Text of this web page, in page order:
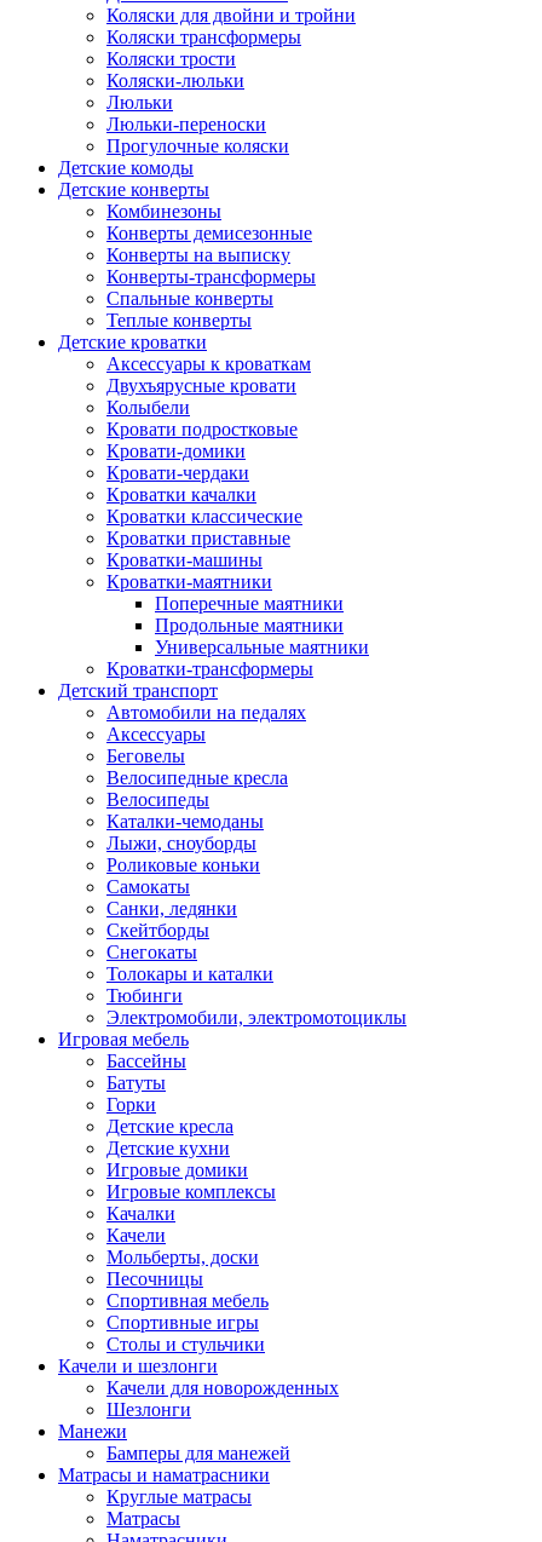
Коляски для двойни и тройни
Коляски трансформеры
Коляски трости
Коляски-люльки
Люльки
Люльки-переноски
Прогулочные коляски
Детские комоды
Детские конверты
Комбинезоны
Конверты демисезонные
Конверты на выписку
Конверты-трансформеры
Спальные конверты
Теплые конверты
Детские кроватки
Аксессуары к кроваткам
Двухъярусные кровати
Колыбели
Кровати подростковые
Кровати-домики
Кровати-чердаки
Кроватки качалки
Кроватки классические
Кроватки приставные
Кроватки-машины
Кроватки-маятники
Поперечные маятники
Продольные маятники
Универсальные маятники
Кроватки-трансформеры
Детский транспорт
Автомобили на педалях
Аксессуары
Беговелы
Велосипедные кресла
Велосипеды
Каталки-чемоданы
Лыжи, сноуборды
Роликовые коньки
Самокаты
Санки, ледянки
Скейтборды
Снегокаты
Толокары и каталки
Тюбинги
Электромобили, электромотоциклы
Игровая мебель
Бассейны
Батуты
Горки
Детские кресла
Детские кухни
Игровые домики
Игровые комплексы
Качалки
Качели
Мольберты, доски
Песочницы
Спортивная мебель
Спортивные игры
Столы и стульчики
Качели и шезлонги
Качели для новорожденных
Шезлонги
Манежи
Бамперы для манежей
Матрасы и наматрасники
Круглые матрасы
Матрасы